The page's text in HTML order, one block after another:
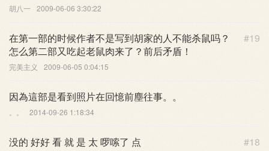
胡八一 2009-06-06 3:30:22
#19
在第一部的时候作者不是写到胡家的人不能杀鼠吗？
怎么第二部又吃起老鼠肉来了？前后矛盾！
完美主义 2009-06-05 0:04:15
因為這部是看到照片在回憶前塵往事。。
2014-09-26 1:18:34
#18
没的 好好 看 就 是 太 啰嗦了 点